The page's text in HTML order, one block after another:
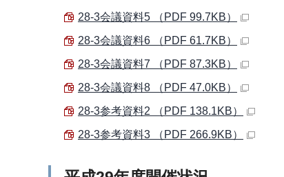
28-3会議資料5 （PDF 99.7KB）
28-3会議資料6 （PDF 61.7KB）
28-3会議資料7 （PDF 87.3KB）
28-3会議資料8 （PDF 47.0KB）
28-3参考資料2 （PDF 138.1KB）
28-3参考資料3 （PDF 266.9KB）